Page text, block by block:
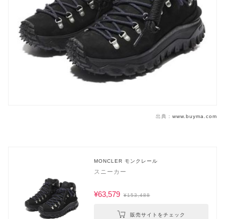
出典： www.buyma.com
MONCLER モンクレール
スニーカー
¥63,579 ¥153,488
販売サイトをチェック